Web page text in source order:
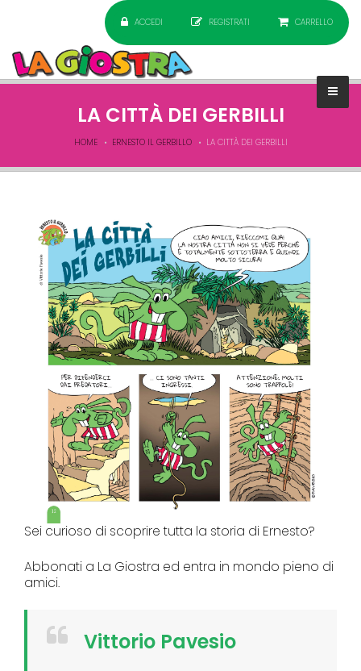
ACCEDI REGISTRATI CARRELLO
LA CITTÀ DEI GERBILLI
HOME ERNESTO IL GERBILLO LA CITTÀ DEI GERBILLI
Pagine da
interno_MARZO_026.jpg
Sei curioso di scoprire tutta la storia di Ernesto?
Abbonati a La Giostra ed entra in mondo pieno di
amici.
Vittorio Pavesio